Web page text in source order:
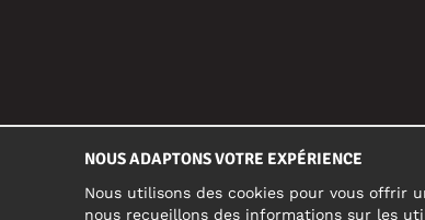
NOUS ADAPTONS VOTRE EXPÉRIENCE
Nous utilisons des cookies pour vous offrir
nous recueillons des informations sur les